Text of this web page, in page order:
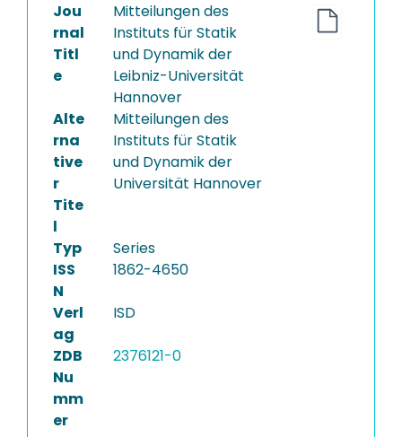
Jou
rnal
Titl
e
Mitteilungen des
Instituts für Statik
und Dynamik der
Leibniz-Universität
Hannover
Alte
rna
tive
r
Tite
l
Mitteilungen des
Instituts für Statik
und Dynamik der
Universität Hannover
Typ
Series
ISS
N
1862-4650
Verl
ag
ISD
ZDB
Nu
mm
er
2376121-0